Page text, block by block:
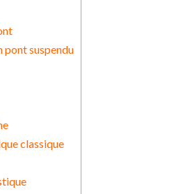
pont suspendu
classique